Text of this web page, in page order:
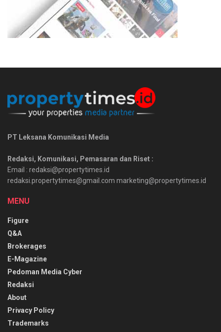
PT Leksana Komunikasi Media
Redaksi, Komunikasi, Pemasaran dan Riset :
Email : redaksi@propertytimes.id
redaksi.propertytimes@gmail.com marketing@propertytimes.id
MENU
Figure
Q&A
Brokerages
E-Magazine
Pedoman Media Cyber
Redaksi
About
Privacy Policy
Trademarks